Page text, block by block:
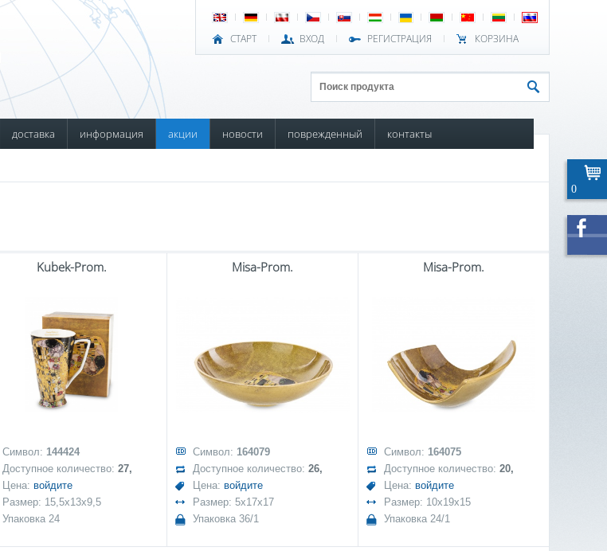
СТАРТ ВХОД РЕГИСТРАЦИЯ КОРЗИНА
доставка информация акции новости поврежденный контакты
Kubek-Prom.
Символ: 144424
Доступное количество: 27,
Цена: войдите
Размер: 15,5x13x9,5
Упаковка 24
Misa-Prom.
Символ: 164079
Доступное количество: 26,
Цена: войдите
Размер: 5x17x17
Упаковка 36/1
Misa-Prom.
Символ: 164075
Доступное количество: 20,
Цена: войдите
Размер: 10x19x15
Упаковка 24/1
0